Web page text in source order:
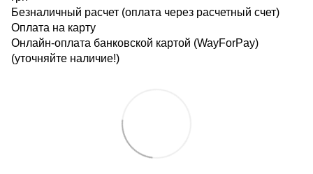
Безналичный расчет (оплата через расчетный счет)
Оплата на карту
Онлайн-оплата банковской картой (WayForPay)
(уточняйте наличие!)